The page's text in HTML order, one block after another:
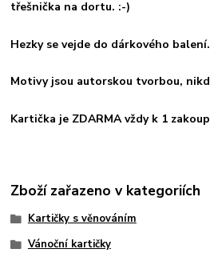
třešnička na dortu. :-)
Hezky se vejde do dárkového balení.
Motivy jsou autorskou tvorbou,
Kartička je ZDARMA vždy k 1
Zboží zařazeno v kategoriích
Kartičky s věnováním
Vánoční kartičky